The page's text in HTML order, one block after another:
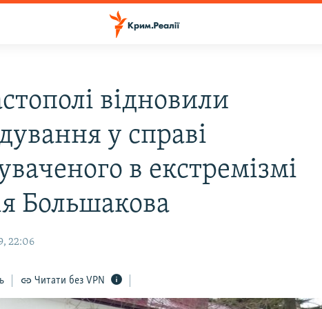
відновили
у справі
в екстремізмі
Большакова
22:06
Читати без VPN